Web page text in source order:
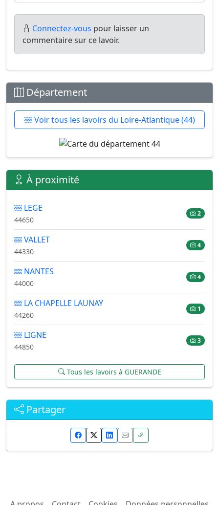
Connectez-vous pour laisser un
commentaire sur ce lavoir.
Département
Voir tous les lavoirs du Loire-Atlantique (44)
À proximité
LEGE
44650
2
VALLET
44330
4
NANTES
44000
4
LA CHAPELLE LAUNAY
44260
1
LIGNE
44850
3
Tous les lavoirs à GUERANDE
Partager